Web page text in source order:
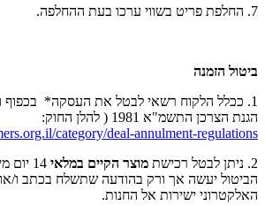
7. החלפת פריט בשווי ערכו בעת ההחלפה.
ביטול הזמנה
1. ככלל הלקוח רשאי לבטל את העסקה* בכפוף
הגנת הצרכן התשמ"א 1981 ( להלן החוק:
category/deal-annulment-regulations
2. ניתן לבטל רכישת
מוצר הקיים במלאי
14
הביטול יעשה אך ורק בהודעה שתשלח בכתב ו/
האלקטרוני ישירות אל החנות.